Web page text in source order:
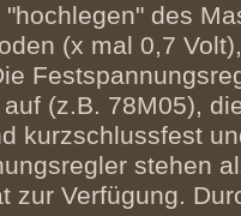
des
(x mal 0,7
(z.B. 78M05),
kurzschlussfest
stehen
zur Verfügung.